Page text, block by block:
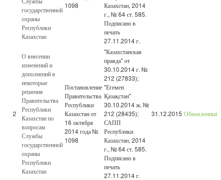
государственной
охраны
Республики
Казахстан
1098
Казахстан, 2014
г., № 64 ст. 585.
Подписано в
печать
27.11.2014 г.
2
О внесении
изменений и
дополнений в
некоторые
решения
Правительства
Республики
Казахстан по
вопросам
Службы
государственной
охраны
Республики
Казахстан
Постановление
Правительства
Республики
Казахстан от
16 октября
2014 года №
1098
"Казахстанская
правда" от
30.10.2014 г. №
212 (27833);
"Егемен
Қазақстан"
30.10.2014 ж. №
212 (28435);
САПП
Республики
Казахстан, 2014
г., № 64 ст. 585.
Подписано в
печать
27.11.2014 г.
31.12.2015 Обновленный